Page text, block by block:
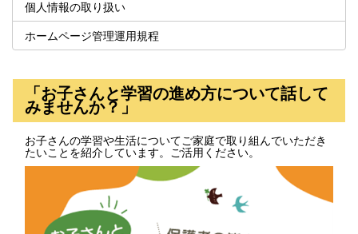
個人情報の取り扱い
ホームページ管理運用規程
「お子さんと学習の進め方について話して
みませんか？」
お子さんの学習や生活についてご家庭で取り組んでいただき
たいことを紹介しています。ご活用ください。